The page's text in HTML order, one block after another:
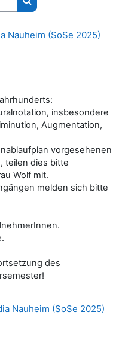
Kurse suchen
Nauheim (SoSe 2025)
insbesondere
Augmentation,
vorgesehenen
teilen dies bitte
Wolf mit.
melden sich bitte
des
Nauheim (SoSe 2025)